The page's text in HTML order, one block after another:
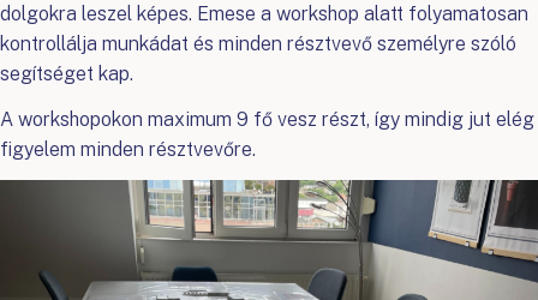
dolgokra leszel képes. Emese a workshop alatt folyamatosan
kontrollálja munkádat és minden résztvevő személyre szóló
segítséget kap.
A workshopokon maximum 9 fő vesz részt, így mindig jut elég
figyelem minden résztvevőre.